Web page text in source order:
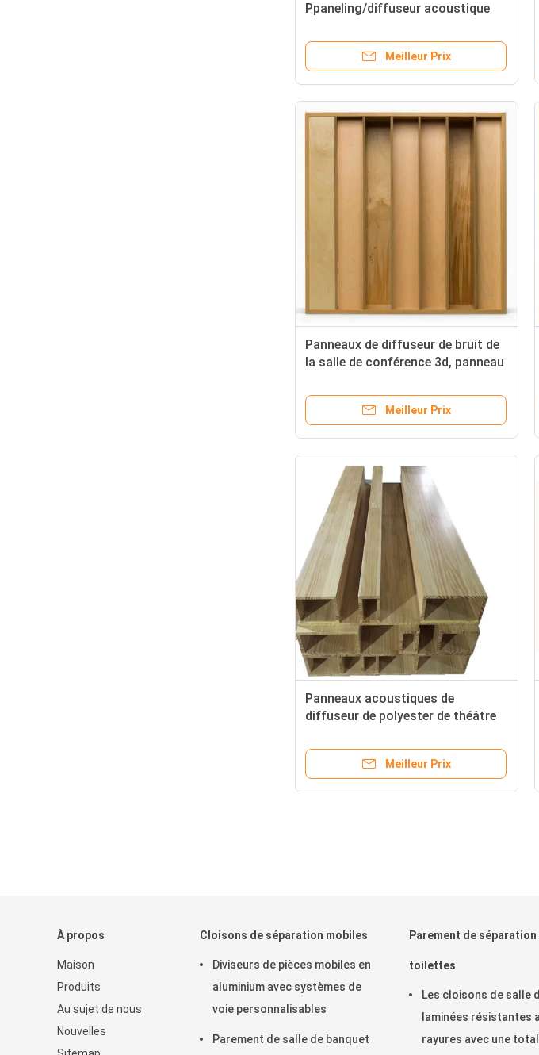
Ppaneling/diffuseur acoustique
bord
Meilleur Prix
Panneaux de diffuseur de bruit de
la salle de conférence 3d, panneau
bois solide
Meilleur Prix
Panneaux acoustiques de
diffuseur de polyester de théâtre
d'absorption saine
Meilleur Prix
À propos
Maison
Produits
Au sujet de nous
Nouvelles
Cloisons de séparation mobiles
Diviseurs de pièces mobiles en
aluminium avec systèmes de
voie personnalisables
Parement de salle de banquet
Parement de séparation
toilettes
Les cloisons de salle
laminées résistantes
rayures avec une